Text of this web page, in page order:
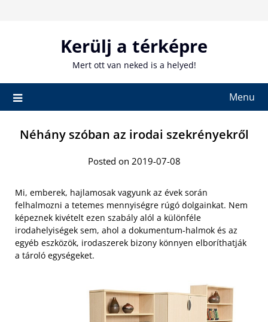
Kerülj a térképre
Mert ott van neked is a helyed!
Menu
Néhány szóban az irodai szekrényekről
Posted on 2019-07-08
Mi, emberek, hajlamosak vagyunk az évek során
felhalmozni a tetemes mennyiségre rúgó dolgainkat. Nem
képeznek kivételt ezen szabály alól a különféle
irodahelyiségek sem, ahol a dokumentum-halmok és az
egyéb eszközök, irodaszerek bizony könnyen elboríthatják
a tároló egységeket.